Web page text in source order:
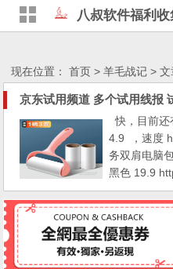
八叔软件福利收
现在位置：首页 >羊毛战记 > 文
快，目前
4.9 ，速度
务双肩电脑
黑色 19.9
面5袋红烧
食 红烧排骨
m/LOiS1Ku
—— 6.9
tps://u.jd.co...